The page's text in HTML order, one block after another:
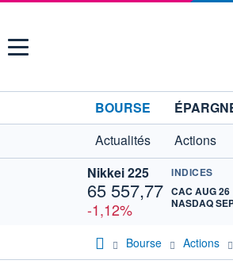
Menu
BOURSE
Actualités
Actions
Nikkei 225
65 557,77
-1,12%
INDICES
CAC AUG 26
NASDAQ
Bourse Actions